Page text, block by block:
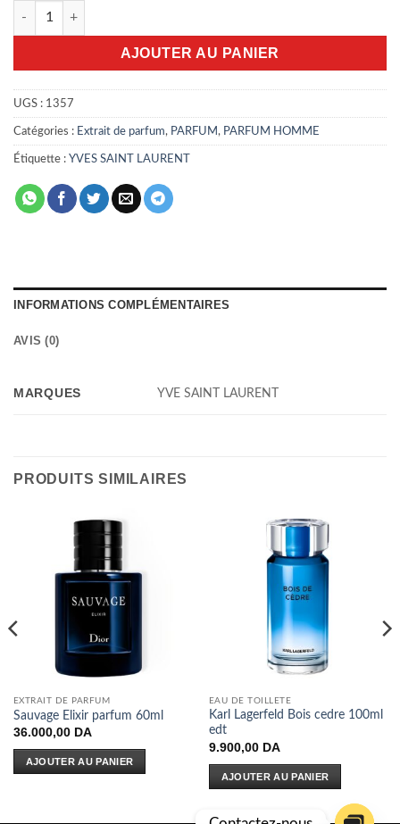
quantité de Y le parfum 100ml
AJOUTER AU PANIER
UGS : 1357
Catégories : Extrait de parfum, PARFUM , PARFUM HOMME
Étiquette : YVES SAINT LAURENT
INFORMATIONS COMPLÉMENTAIRES
AVIS (0)
MARQUES YVE SAINT LAURENT
PRODUITS SIMILAIRES
EXTRAIT DE PARFUM
Sauvage Elixir parfum 60ml
36.000,00 DA
AJOUTER AU PANIER
EAU DE TOILLETE
Karl Lagerfeld Bois cedre 100ml
edt
9.900,00 DA
AJOUTER AU PANIER